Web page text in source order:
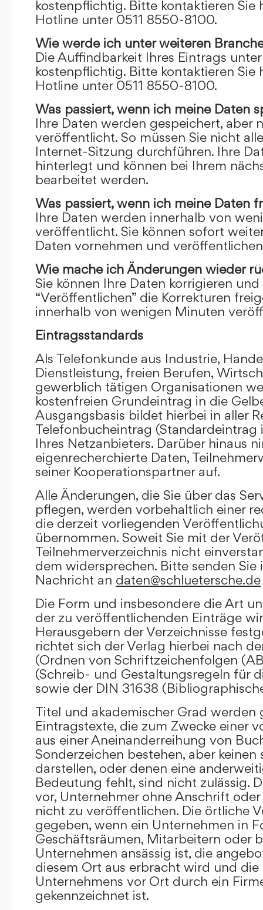
kostenpflichtig. Bitte kontaktieren Sie
Hotline unter 0511 8550-8100.
Wie werde ich unter weiteren
Die Auffindbarkeit Ihres Eintrags
kostenpflichtig. Bitte kontaktieren Sie
Hotline unter 0511 8550-8100.
Was passiert, wenn ich meine Daten
Ihre Daten werden gespeichert, aber
veröffentlicht. So müssen Sie nicht
Internet-Sitzung durchführen. Ihre
hinterlegt und können bei Ihrem
bearbeitet werden.
Was passiert, wenn ich meine Daten
Ihre Daten werden innerhalb von
veröffentlicht. Sie können sofort
Daten vornehmen und
Wie mache ich Änderungen wieder
Sie können Ihre Daten korrigieren
“Veröffentlichen” die Korrekturen
innerhalb von wenigen Minuten
Eintragsstandards
Als Telefonkunde aus Industrie,
Dienstleistung, freien Berufen,
gewerblich tätigen Organisationen
kostenfreien Grundeintrag in die
Ausgangsbasis bildet hierbei in aller
Telefonbucheintrag (Standardeintrag
Ihres Netzanbieters. Darüber hinaus
eigenrecherchierte Daten,
seiner Kooperationspartner auf.
Alle Änderungen, die Sie über das
pflegen, werden vorbehaltlich einer
die derzeit vorliegenden
übernommen. Soweit Sie mit der
Teilnehmerverzeichnis nicht
dem widersprechen. Bitte senden Sie
Nachricht an daten@schluetersche.de
Die Form und insbesondere die Art
der zu veröffentlichenden Einträge
Herausgebern der Verzeichnisse
richtet sich der Verlag hierbei nach
(Ordnen von Schriftzeichenfolgen
(Schreib- und Gestaltungsregeln für
sowie der DIN 31638
Titel und akademischer Grad werden
Eintragstexte, die zum Zwecke einer
aus einer Aneinanderreihung von
Sonderzeichen bestehen, aber keinen
darstellen, oder denen eine
Bedeutung fehlt, sind nicht zulässig.
vor, Unternehmer ohne Anschrift
nicht zu veröffentlichen. Die örtliche
gegeben, wenn ein Unternehmen in
Geschäftsräumen, Mitarbeitern oder
Unternehmen ansässig ist, die
diesem Ort aus erbracht wird und die
Unternehmens vor Ort durch ein
gekennzeichnet ist.